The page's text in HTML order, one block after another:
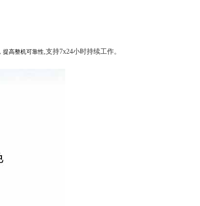
提高整机可靠性,支持7x24小时持续工作。